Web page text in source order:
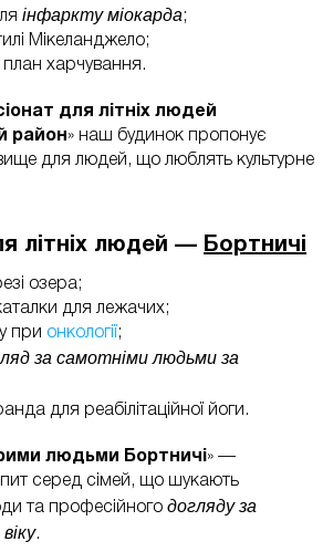
інфаркту міокарда;
Мікеланджело;
план харчування.
для літніх людей
район » наш будинок пропонує
для людей, що люблять культурне
літніх людей — Бортничі
озера;
для лежачих;
при онкології ;
за самотніми людьми за
для реабілітаційної йоги.
людьми Бортничі » —
серед сімей, що шукають
та професійного догляду за
.